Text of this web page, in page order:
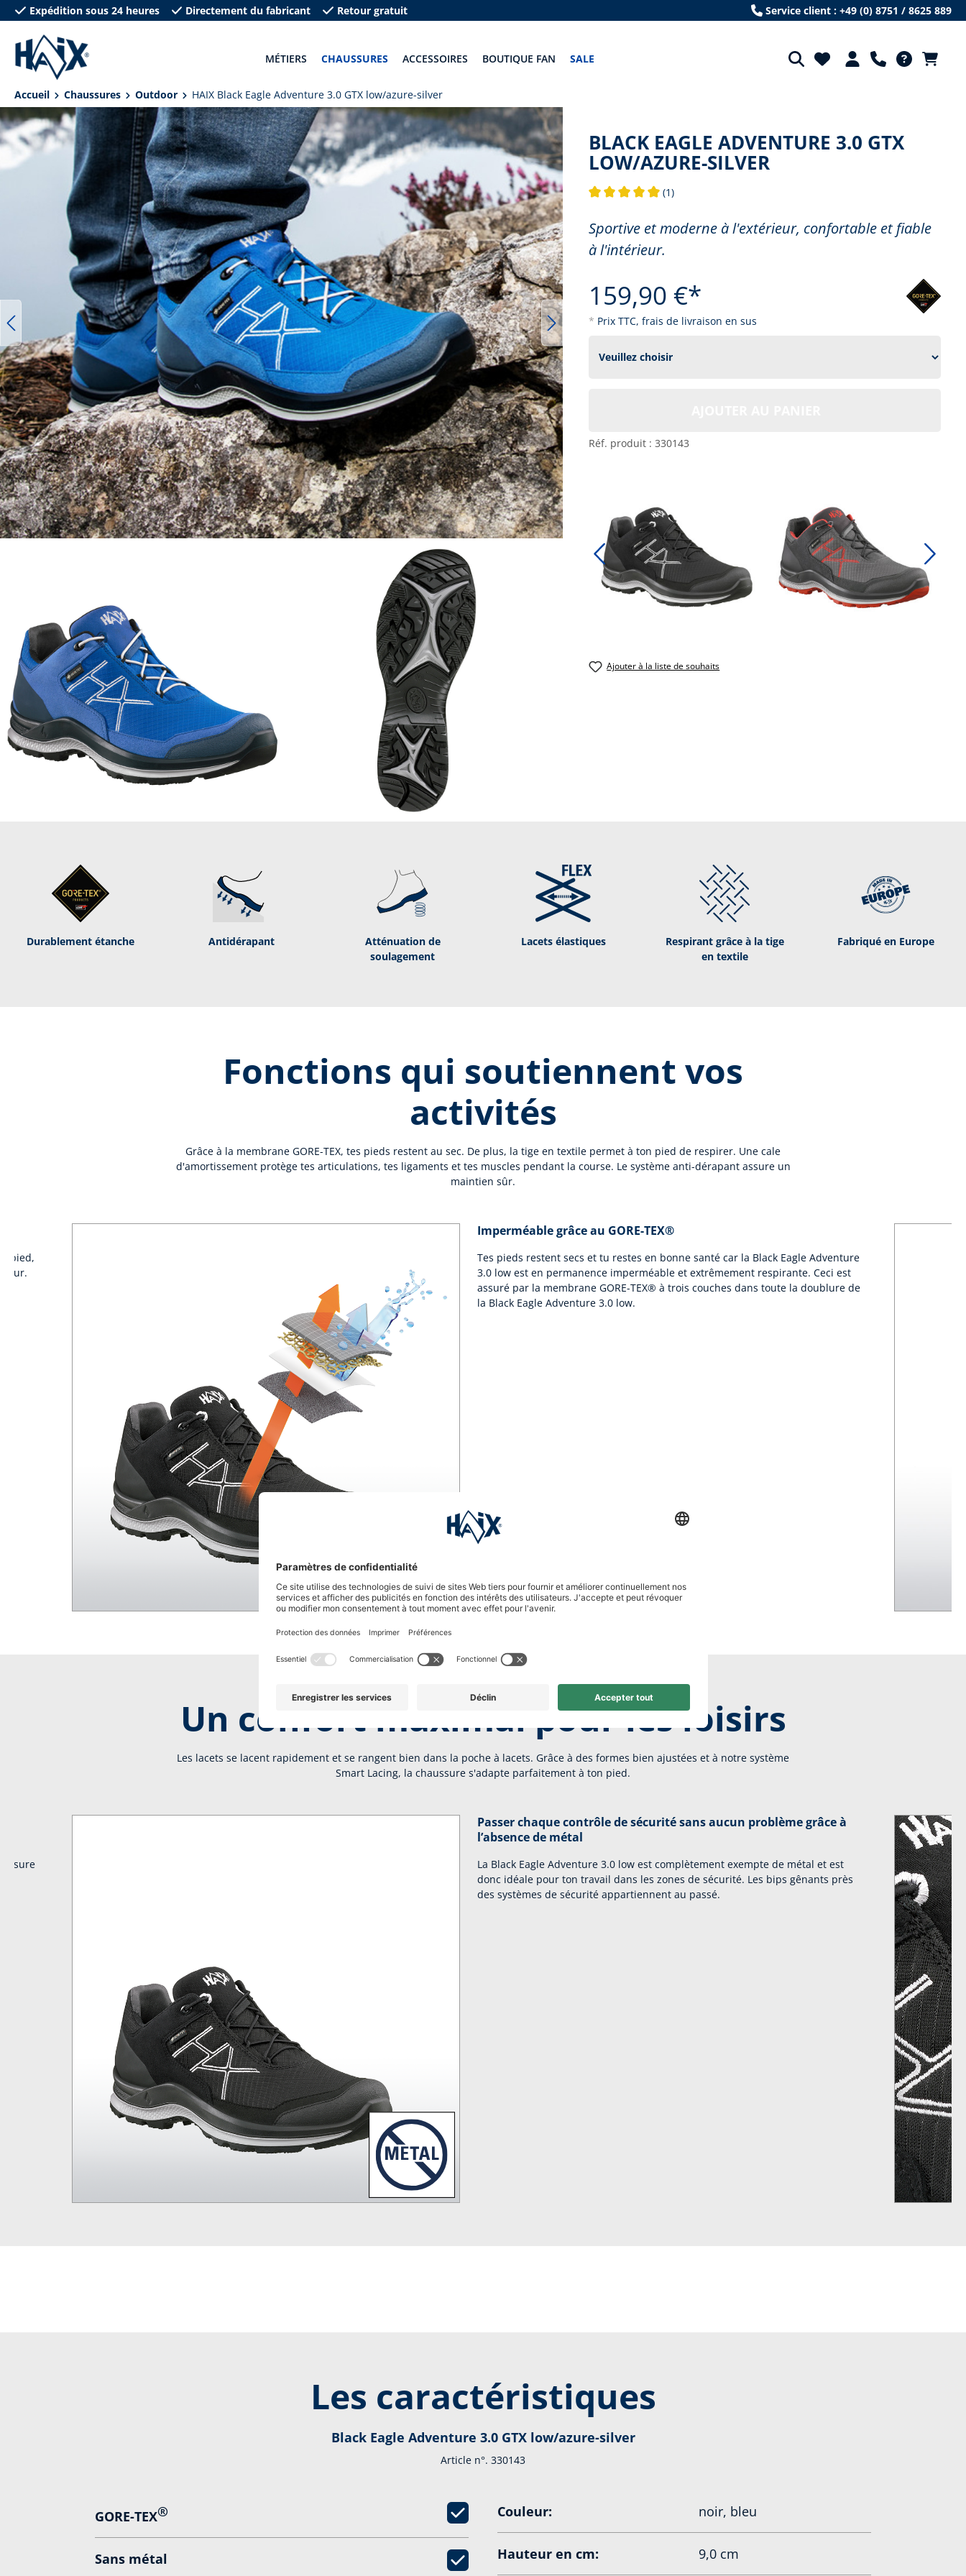
Passer à la navigation principale
Expédition sous 24 heures Directement du fabricant Retour gratuit Service client : +49 (0) 8751 / 8625 889
MÉTIERS CHAUSSURES ACCESSOIRES BOUTIQUE FAN SALE
Accueil Chaussures Outdoor
HAIX Black Eagle Adventure 3.0 GTX low/azure-silver
Ignorer la galerie d'images
BLACK EAGLE ADVENTURE 3.0 GTX
LOW/AZURE-SILVER
(1)
Sportive et moderne à l'extérieur, confortable et fiable
à l'intérieur.
159,90 €*
* Prix TTC, frais de livraison en sus
Réf. produit : 330143
Ajouter à la liste de souhaits
Durablement étanche Antidérapant
Atténuation de
soulagement
Lacets élastiques
Respirant grâce à la tige
en textile
Fabriqué en Europe
Fonctions qui soutiennent vos
activités
Grâce à la membrane GORE-TEX, tes pieds restent au sec. De plus, la tige en textile permet à ton pied de respirer. Une cale
d'amortissement protège tes articulations, tes ligaments et tes muscles pendant la course. Le système anti-dérapant assure un
maintien sûr.
pied,
Imperméable grâce au GORE-TEX®
Tes pieds restent secs et tu restes en bonne santé car la Black Eagle Adventure
3.0 low est en permanence imperméable et extrêmement respirante. Ceci est
assuré par la membrane GORE-TEX® à trois couches dans toute la doublure de
la Black Eagle Adventure 3.0 low.
Un confort maximal pour les loisirs
Les lacets se lacent rapidement et se rangent bien dans la poche à lacets. Grâce à des formes bien ajustées et à notre système
Smart Lacing, la chaussure s'adapte parfaitement à ton pied.
Passer chaque contrôle de sécurité sans aucun problème grâce à
l’absence de métal
La Black Eagle Adventure 3.0 low est complètement exempte de métal et est
donc idéale pour ton travail dans les zones de sécurité. Les bips gênants près
des systèmes de sécurité appartiennent au passé.
Les caractéristiques
Black Eagle Adventure 3.0 GTX low/azure-silver
Article n°. 330143
GORE-TEX®
Sans métal
Couleur: noir, bleu
Hauteur en cm: 9,0 cm